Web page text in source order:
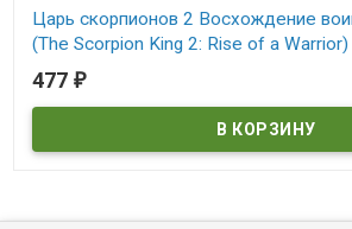
Царь скорпионов 2 Восхождение
(The Scorpion King 2: Rise of a Warrior)
В наличии
The Scorpion King 2: Rise of a Warrior
477 ₽